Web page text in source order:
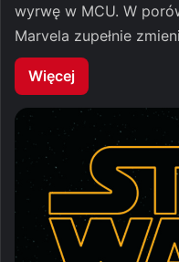
wyrwę w MCU. W
Marvela zupełnie
Więcej